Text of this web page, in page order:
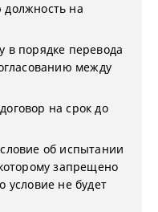
на
в порядке перевода
между
на срок до
об испытании
запрещено
условие не будет